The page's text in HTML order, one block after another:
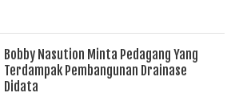
Bobby Nasution Minta Pedagang Yang
Terdampak Pembangunan Drainase
Didata